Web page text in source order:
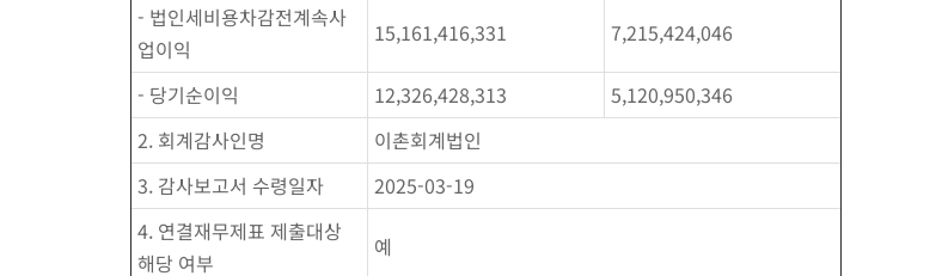
- 법인세비용차감전계속사
업이익
15,161,416,331 7,215,424,046
- 당기순이익 12,326,428,313
5,120,950,346
2. 회계감사인명
이촌회계법인
3. 감사보고서 수령일자
2025-03-19
4. 연결재무제표 제출대상
해당 여부
예